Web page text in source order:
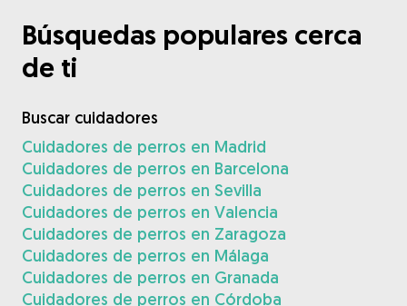
Búsquedas populares cerca
de ti
Buscar cuidadores
Cuidadores de perros en Madrid
Cuidadores de perros en Barcelona
Cuidadores de perros en Sevilla
Cuidadores de perros en Valencia
Cuidadores de perros en Zaragoza
Cuidadores de perros en Málaga
Cuidadores de perros en Granada
Cuidadores de perros en Córdoba